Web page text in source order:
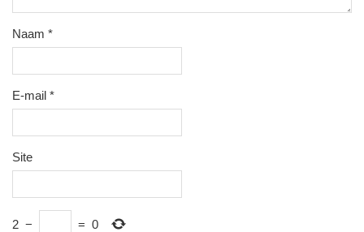
Naam *
E-mail *
Site
2 − = 0